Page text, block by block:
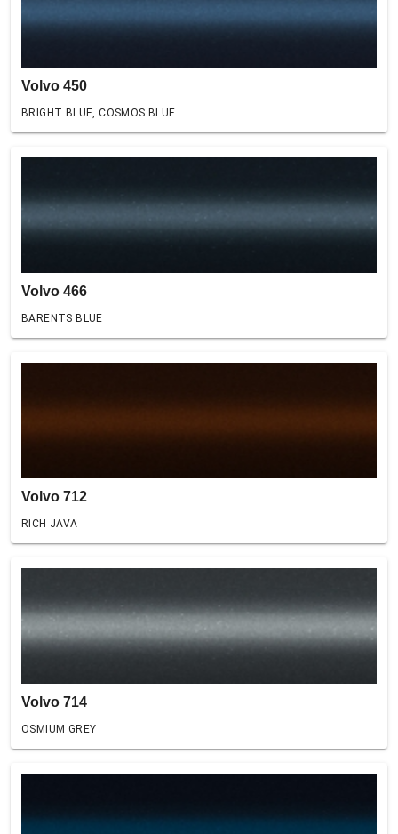
Volvo 450
BRIGHT BLUE, COSMOS BLUE
Volvo 466
BARENTS BLUE
Volvo 712
RICH JAVA
Volvo 714
OSMIUM GREY